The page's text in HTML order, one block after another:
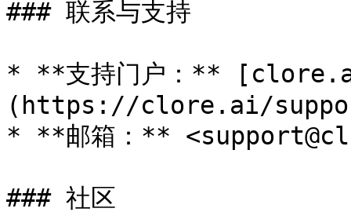
### 联系与支持
* **支持门户：**
(https://clore.ai/
* **邮箱：**
### 社区